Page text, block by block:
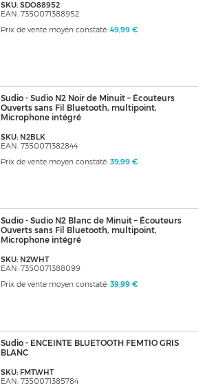
SKU: SDO88952
EAN: 7350071388952
Prix de vente moyen constaté: 49,99 €
Sudio - Sudio N2 Noir de Minuit – Écouteurs
Ouverts sans Fil Bluetooth, multipoint,
Microphone intégré
SKU: N2BLK
EAN: 7350071382844
Prix de vente moyen constaté: 39,99 €
Sudio - Sudio N2 Blanc de Minuit – Écouteurs
Ouverts sans Fil Bluetooth, multipoint,
Microphone intégré
SKU: N2WHT
EAN: 7350071388099
Prix de vente moyen constaté: 39,99 €
Sudio - ENCEINTE BLUETOOTH FEMTIO GRIS
BLANC
SKU: FMTWHT
EAN: 7350071385784